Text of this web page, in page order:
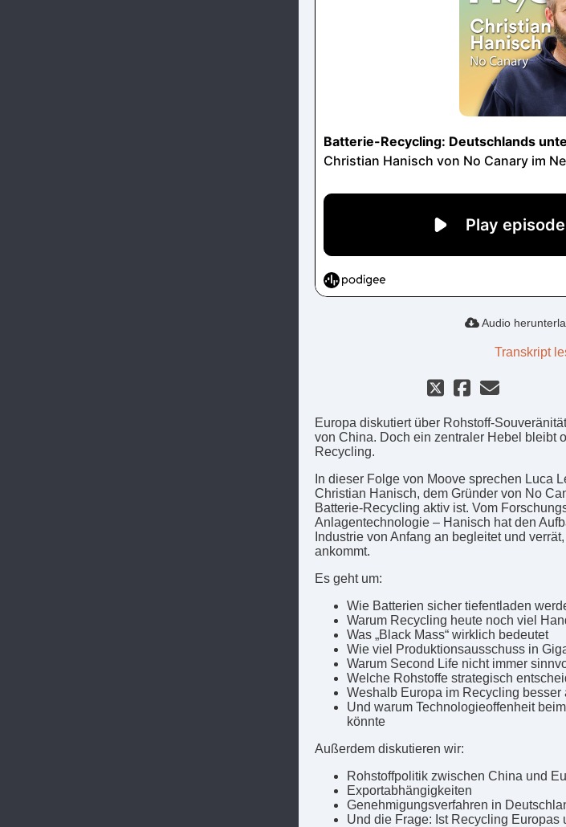
Audio
Transkript
Europa diskutiert über Rohstoff-
von China. Doch ein zentraler Hebel bleibt
Recycling.
In dieser Folge von Moove sprechen Luca
Christian Hanisch, dem Gründer von No
Batterie-Recycling aktiv ist. Vom
Anlagentechnologie – Hanisch hat den
Industrie von Anfang an begleitet und
ankommt.
Es geht um:
Wie Batterien sicher tiefentladen
Warum Recycling heute noch viel
Was „Black Mass“ wirklich bedeutet
Wie viel Produktionsausschuss in
Warum Second Life nicht immer
Welche Rohstoffe strategisch
Weshalb Europa im Recycling
Und warum Technologieoffenheit
könnte
Außerdem diskutieren wir:
Rohstoffpolitik zwischen China und
Exportabhängigkeiten
Genehmigungsverfahren in
Und die Frage: Ist Recycling